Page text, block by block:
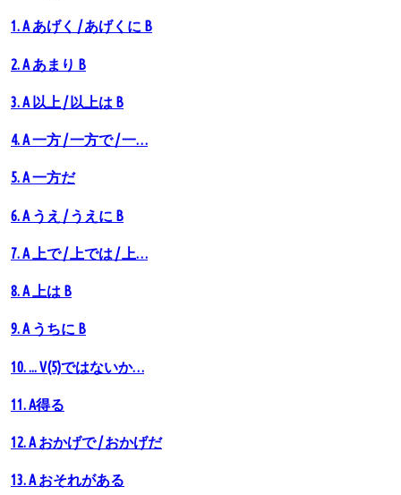
1. A あげく / あげくに B
2. A あまり B
3. A 以上 / 以上は B
4. A 一方 / 一方で / 一…
5. A 一方だ
6. A うえ / うえに B
7. A 上で / 上では / 上…
8. A 上は B
9. A うちに B
10. ... V(5)ではないか…
11. A得る
12. A おかげで / おかげだ
13. A おそれがある